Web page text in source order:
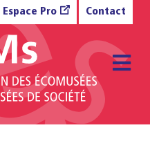
Espace Pro Contact